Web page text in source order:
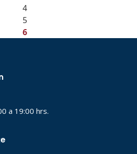
4
5
6